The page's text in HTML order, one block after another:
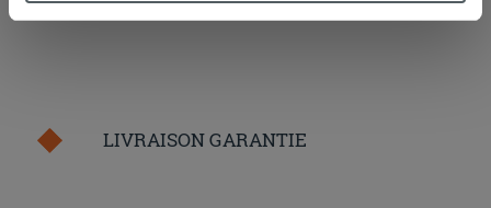
cookies, ou à quelques-uns seulement,cliquez iciou
l'installation des cookies techniques uniquement.
LIVRAISON GARANTIE